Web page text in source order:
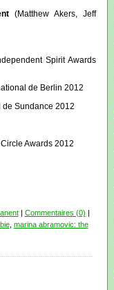
(Matthew Akers, Jeff
Spirit Awards
de Berlin 2012
de Sundance 2012
Awards 2012
| Commentaires (0) |
, marina abramovic: the